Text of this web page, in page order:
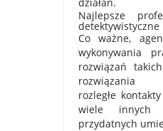
Najlepsze
detektywistyczne
Co ważne,
wykonywania
rozwiązań
rozwiązania
rozległe
wiele innych
przydatnych